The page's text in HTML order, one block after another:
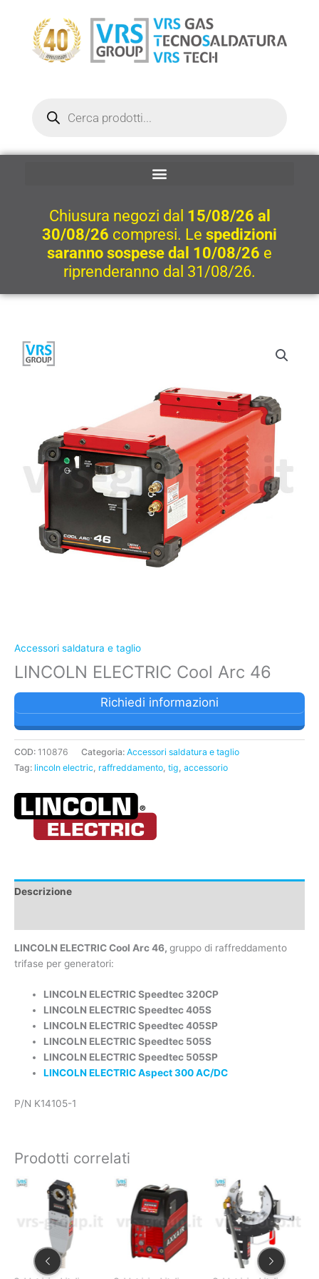
contenuto
Chiusura negozi dal 15/08/26 al
30/08/26 compresi. Le spedizioni
saranno sospese dal 10/08/26 e
riprenderanno dal 31/08/26.
Accessori saldatura e taglio
LINCOLN ELECTRIC Cool Arc 46
Richiedi informazioni
COD: 110876 Categoria: Accessori saldatura e taglio
Tag: lincoln electric, raffreddamento, tig, accessorio
Descrizione
LINCOLN ELECTRIC Cool Arc 46, gruppo di raffreddamento
trifase per generatori:
LINCOLN ELECTRIC Speedtec 320CP
LINCOLN ELECTRIC Speedtec 405S
LINCOLN ELECTRIC Speedtec 405SP
LINCOLN ELECTRIC Speedtec 505S
LINCOLN ELECTRIC Speedtec 505SP
LINCOLN ELECTRIC Aspect 300 AC/DC
P/N K14105-1
Prodotti correlati